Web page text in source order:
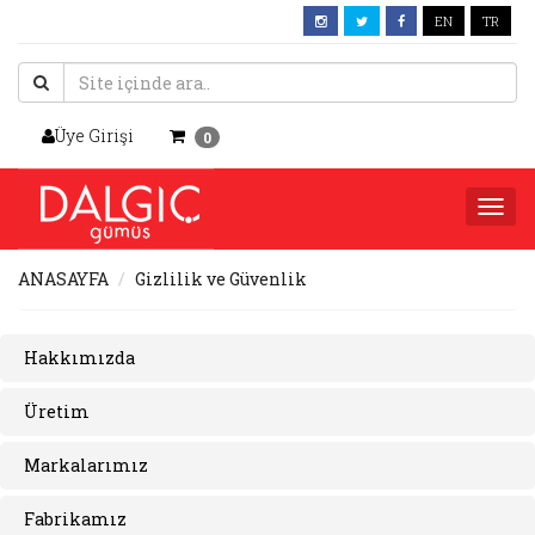
TR
EN
Üye Girişi 0
ANASAYFA Gizlilik ve Güvenlik
Hakkımızda
Üretim
Markalarımız
Fabrikamız